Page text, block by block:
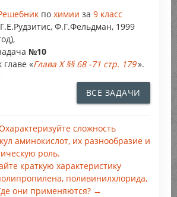
по химии за 9 класс
Ф.Г.Фельдман, 1999
№10
главе «Глава X §§ 68 -71 стр. 179».
ВСЕ ЗАДАЧИ
сложность
аминокислот, их разнообразие и
роль.
краткую характеристику
поливинилхлорида,
они применяются? →